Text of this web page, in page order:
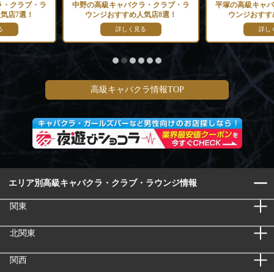
クラブ・ラ
店7選！
中野の高級キャバクラ・クラブ・ラ
ウンジおすすめ人気店8選！
詳しく見る
平塚の高級キャ
ウンジおす
詳し
高級キャバクラ情報TOP
エリア別高級キャバクラ・クラブ・ラウンジ情報
関東
北関東
関西